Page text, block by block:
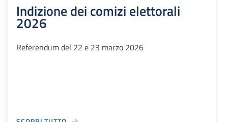
Indizione dei comizi elettorali
2026
Referendum del 22 e 23 marzo 2026